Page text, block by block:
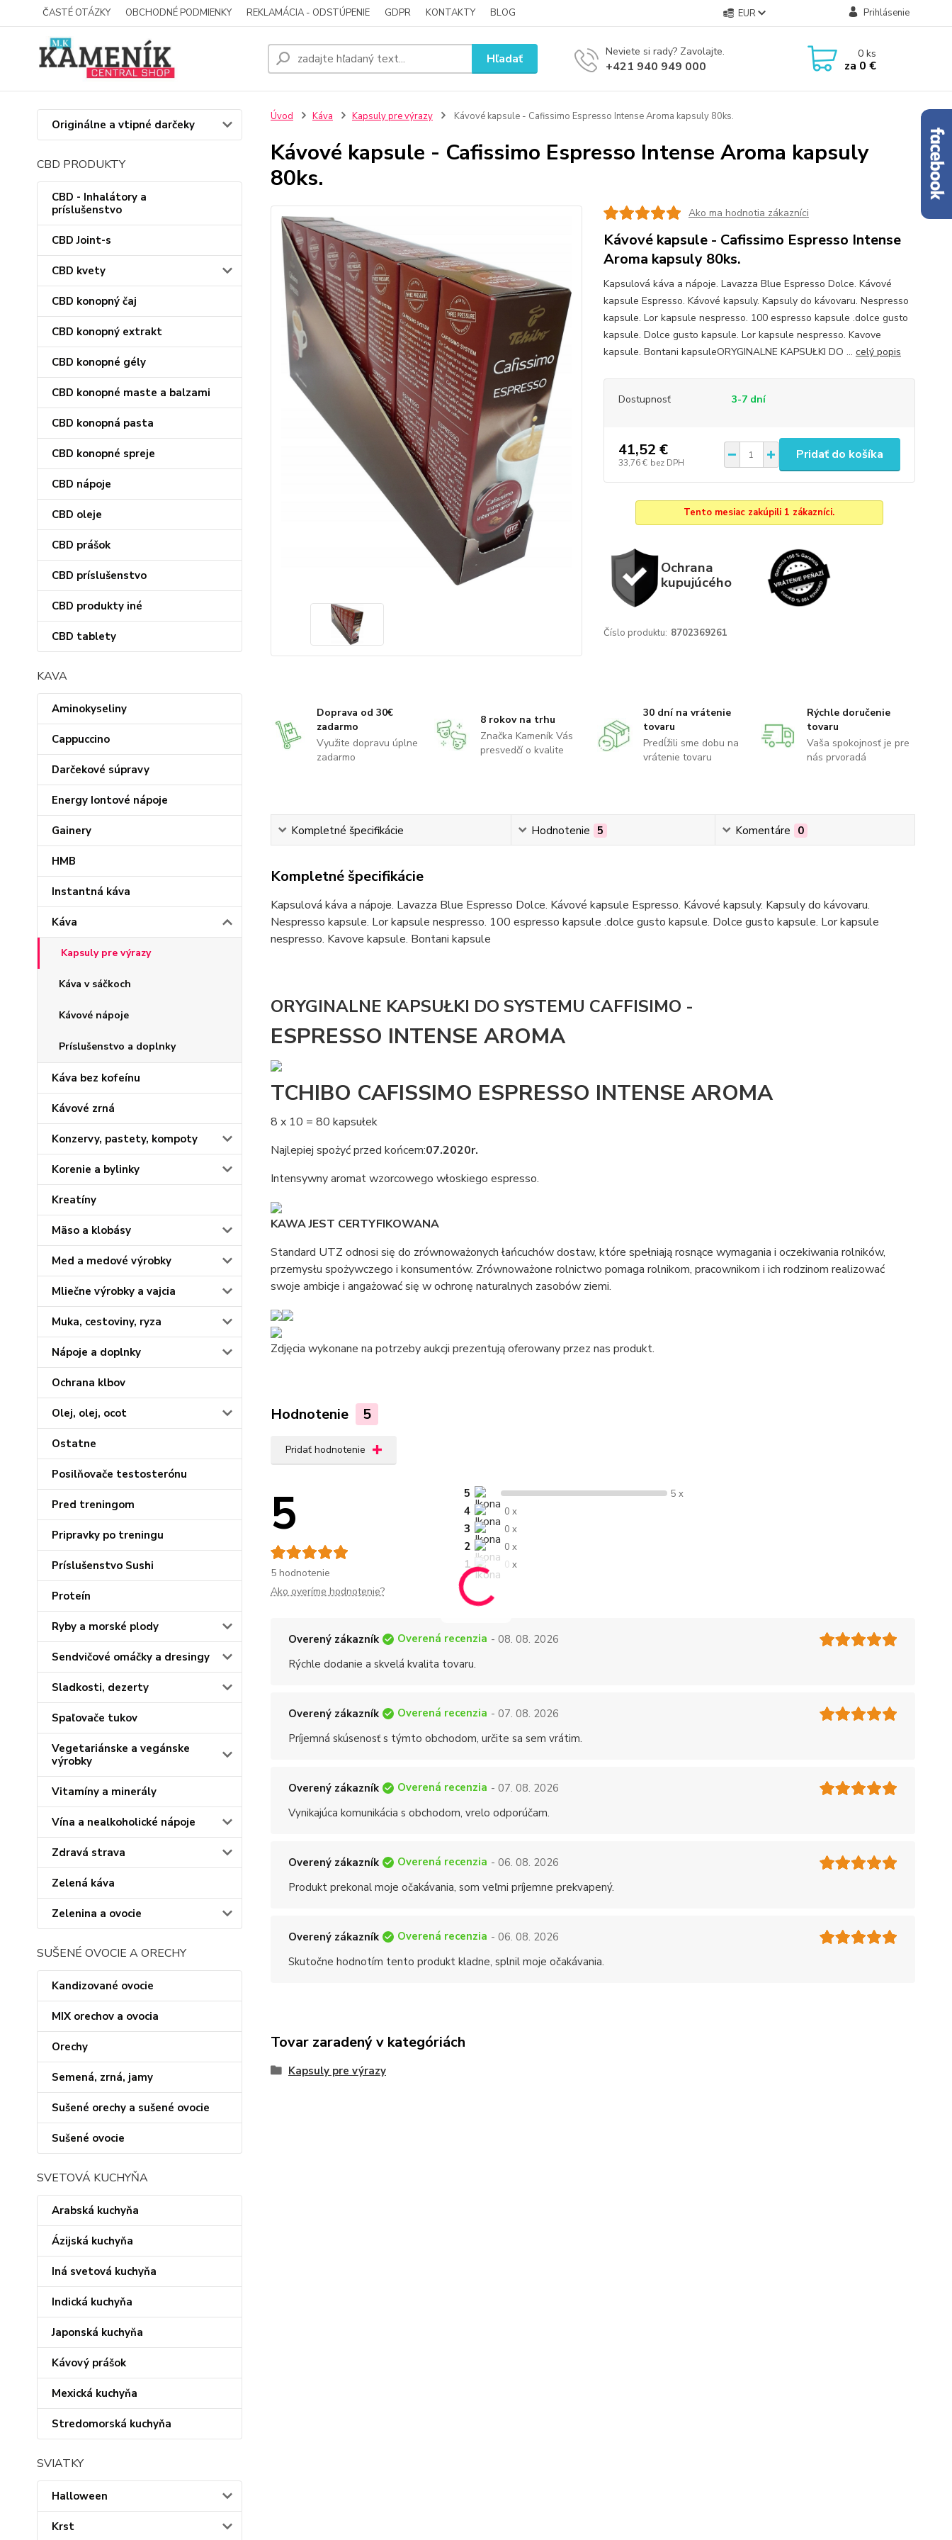
ČASTÉ OTÁZKY OBCHODNÉ PODMIENKY REKLAMÁCIA - ODSTÚPENIE GDPR KONTAKTY BLOG EUR Prihlásenie
Hľadať Neviete si rady? Zavolajte.
+421 940 949 000
0ks
za 0 €
Originálne a vtipné darčeky
CBD PRODUKTY
CBD - Inhalátory a
príslušenstvo
CBD Joint-s
CBD kvety
CBD konopný čaj
CBD konopný extrakt
CBD konopné gély
CBD konopné maste a balzami
CBD konopná pasta
CBD konopné spreje
CBD nápoje
CBD oleje
CBD prášok
CBD príslušenstvo
CBD produkty iné
CBD tablety
KAVA
Aminokyseliny
Cappuccino
Darčekové súpravy
Energy Iontové nápoje
Gainery
HMB
Instantná káva
Káva
Kapsuly pre výrazy
Káva v sáčkoch
Kávové nápoje
Príslušenstvo a doplnky
Káva bez kofeínu
Kávové zrná
Konzervy, pastety, kompoty
Korenie a bylinky
Kreatíny
Mäso a klobásy
Med a medové výrobky
Mliečne výrobky a vajcia
Muka, cestoviny, ryza
Nápoje a doplnky
Ochrana klbov
Olej, olej, ocot
Ostatne
Posilňovače testosterónu
Pred treningom
Pripravky po treningu
Príslušenstvo Sushi
Proteín
Ryby a morské plody
Sendvičové omáčky a dresingy
Sladkosti, dezerty
Spaľovače tukov
Vegetariánske a vegánske
výrobky
Vitamíny a minerály
Vína a nealkoholické nápoje
Zdravá strava
Zelená káva
Zelenina a ovocie
SUŠENÉ OVOCIE A ORECHY
Kandizované ovocie
MIX orechov a ovocia
Orechy
Semená, zrná, jamy
Sušené orechy a sušené ovocie
Sušené ovocie
SVETOVÁ KUCHYŇA
Arabská kuchyňa
Ázijská kuchyňa
Iná svetová kuchyňa
Indická kuchyňa
Japonská kuchyňa
Kávový prášok
Mexická kuchyňa
Stredomorská kuchyňa
SVIATKY
Halloween
Krst
Úvod Káva Kapsuly pre výrazy Kávové kapsule - Cafissimo Espresso Intense Aroma kapsuly 80ks.
Kávové kapsule - Cafissimo Espresso Intense Aroma kapsuly
80ks.
Ako ma hodnotia zákazníci
Kávové kapsule - Cafissimo Espresso Intense
Aroma kapsuly 80ks.
Kapsulová káva a nápoje. Lavazza Blue Espresso Dolce. Kávové
kapsule Espresso. Kávové kapsuly. Kapsuly do kávovaru. Nespresso
kapsule. Lor kapsule nespresso. 100 espresso kapsule .dolce gusto
kapsule. Dolce gusto kapsule. Lor kapsule nespresso. Kavove
kapsule. Bontani kapsuleORYGINALNE KAPSUŁKI DO ... celý popis
Dostupnosť 3-7 dní
41,52 €
33,76 € bez DPH
Pridať do košíka
Tento mesiac zakúpili 1 zákazníci.
Ochrana
kupujúcého
Číslo produktu: 8702369261
Doprava od 30€
zadarmo
Využite dopravu úplne
zadarmo
8 rokov na trhu
Značka Kameník Vás
presvedčí o kvalite
30 dní na vrátenie
tovaru
Predĺžili sme dobu na
vrátenie tovaru
Rýchle doručenie
tovaru
Vaša spokojnosť je pre
nás prvoradá
Kompletné špecifikácie Hodnotenie 5 Komentáre 0
Kompletné špecifikácie
Kapsulová káva a nápoje. Lavazza Blue Espresso Dolce. Kávové kapsule Espresso. Kávové kapsuly. Kapsuly do kávovaru.
Nespresso kapsule. Lor kapsule nespresso. 100 espresso kapsule .dolce gusto kapsule. Dolce gusto kapsule. Lor kapsule
nespresso. Kavove kapsule. Bontani kapsule
ORYGINALNE KAPSUŁKI DO SYSTEMU CAFFISIMO -
ESPRESSO INTENSE AROMA
TCHIBO CAFISSIMO ESPRESSO INTENSE AROMA
8 x 10 = 80 kapsułek
Najlepiej spożyć przed końcem:07.2020r.
Intensywny aromat wzorcowego włoskiego espresso.
KAWA JEST CERTYFIKOWANA
Standard UTZ odnosi się do zrównoważonych łańcuchów dostaw, które spełniają rosnące wymagania i oczekiwania rolników,
przemysłu spożywczego i konsumentów. Zrównoważone rolnictwo pomaga rolnikom, pracownikom i ich rodzinom realizować
swoje ambicje i angażować się w ochronę naturalnych zasobów ziemi.
Zdjęcia wykonane na potrzeby aukcji prezentują oferowany przez nas produkt.
Hodnotenie 5
Pridať hodnotenie
5
5 hodnotenie
5 5 x
4 0 x
3 0 x
2 0 x
1 0 x
Ako overíme hodnotenie?
Overený zákazník Overená recenzia - 08. 08. 2026
Rýchle dodanie a skvelá kvalita tovaru.
Overený zákazník Overená recenzia - 07. 08. 2026
Príjemná skúsenosť s týmto obchodom, určite sa sem vrátim.
Overený zákazník Overená recenzia - 07. 08. 2026
Vynikajúca komunikácia s obchodom, vrelo odporúčam.
Overený zákazník Overená recenzia - 06. 08. 2026
Produkt prekonal moje očakávania, som veľmi príjemne prekvapený.
Overený zákazník Overená recenzia - 06. 08. 2026
Skutočne hodnotím tento produkt kladne, splnil moje očakávania.
Tovar zaradený v kategóriách
Kapsuly pre výrazy